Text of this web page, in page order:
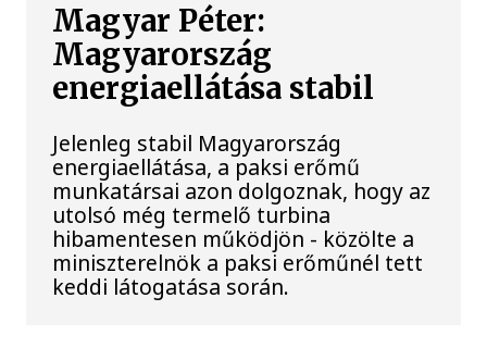
Magyar Péter:
Magyarország
energiaellátása stabil
Jelenleg stabil Magyarország
energiaellátása, a paksi erőmű
munkatársai azon dolgoznak, hogy az
utolsó még termelő turbina
hibamentesen működjön - közölte a
miniszterelnök a paksi erőműnél tett
keddi látogatása során.